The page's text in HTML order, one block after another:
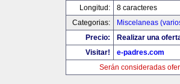
Longitud:
8 caracteres
Categorias:
Miscelaneas
Precio:
Realizar una
Visitar!
e-padres.com
Serán consideradas